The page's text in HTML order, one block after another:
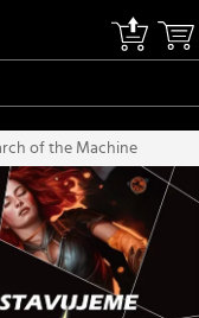
of the Machine